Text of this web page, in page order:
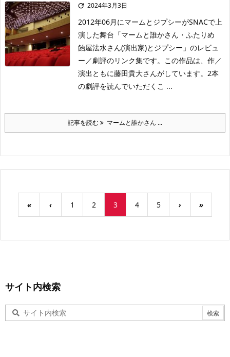
 2024年3月3日
2012年06月にマームとジプシーがSNACで上
演した舞台「マームと誰かさん・ふたりめ
飴屋法水さん(演出家)とジプシー」のレビュ
ー／劇評のリンク集です。この作品は、作／
演出ともに藤田貴大さんがしています。2本
の劇評を読んでいただくこ ...
記事を読む マームと誰かさん ...
« ‹ 1 2 3 4 5 › »
サイト内検索